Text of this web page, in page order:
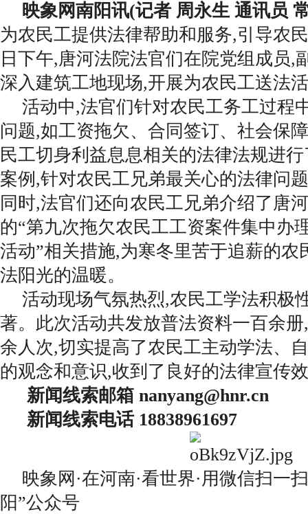
映象网南阳讯(记者 周永生 通讯员
为农民工提供法律帮助和服务,引导农
日下午,唐河法院法官们在院党组成员,
深入建筑工地现场,开展为农民工送法
活动中,法官们针对农民工务工过程
问题,如工资拖欠、合同签订、社会保
民工切身利益息息相关的法律法规进
案例,针对农民工兄弟最关心的法律问
同时,法官们还向农民工兄弟介绍了唐
的“第九次拖欠农民工工资案件集中办
活动”相关措施,为寒冬里苦于追薪的农
法阳光的温暖。
活动现场气氛热烈,农民工学法积极
著。此次活动共发放普法资料一百余
余人次,切实提高了农民工主动学法、
的观念和意识,收到了良好的法律宣传
新闻线索邮箱 nanyang@hnr.cn
新闻线索电话 18838961697
映象网·在河南·看世界·用微信扫一
阳”公众号